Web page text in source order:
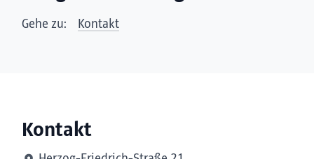
Gehe zu: Kontakt
Kontakt